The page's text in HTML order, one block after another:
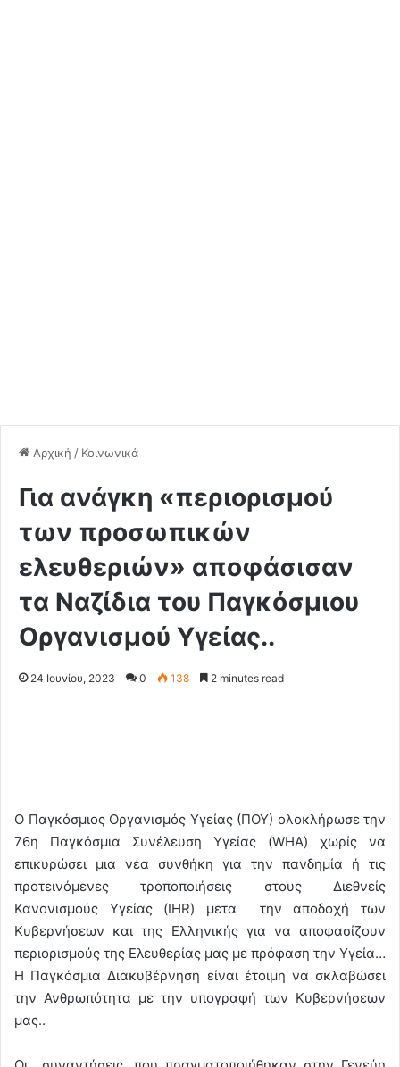
Αρχική / Κοινωνικά
Για ανάγκη «περιορισμού
των προσωπικών
ελευθεριών» αποφάσισαν
τα Ναζίδια του Παγκόσμιου
Οργανισμού Υγείας..
24 Ιουνίου, 2023 0 138 2 minutes read
Ο Παγκόσμιος Οργανισμός Υγείας (ΠΟΥ) ολοκλήρωσε την
76η Παγκόσμια Συνέλευση Υγείας (WHA) χωρίς να
επικυρώσει μια νέα συνθήκη για την πανδημία ή τις
προτεινόμενες τροποποιήσεις στους Διεθνείς
Κανονισμούς Υγείας (IHR) μετα την αποδοχή των
Κυβερνήσεων και της Ελληνικής για να αποφασίζουν
περιορισμούς της Ελευθερίας μας με πρόφαση την Υγεία…
Η Παγκόσμια Διακυβέρνηση είναι έτοιμη να σκλαβώσει
την Ανθρωπότητα με την υπογραφή των Κυβερνήσεων
μας..